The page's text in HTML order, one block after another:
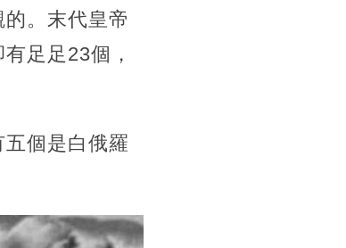
。末代皇帝
足足23個，
個是白俄羅